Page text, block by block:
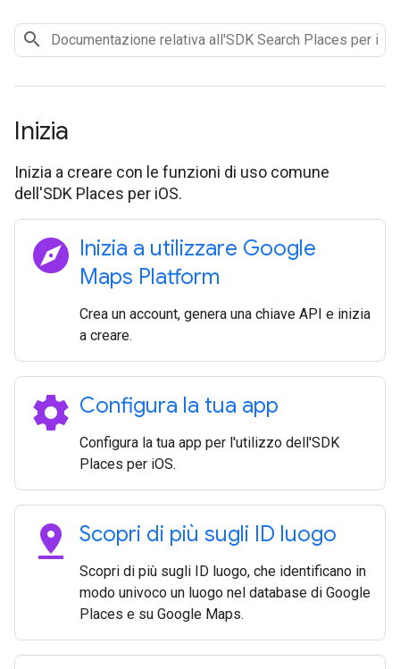
Inizia
Inizia a creare con le funzioni di uso comune
dell'SDK Places per iOS.
explore Inizia a utilizzare Google
Maps Platform
Crea un account, genera una chiave API e inizia
a creare.
settings Configura la tua app
Configura la tua app per l'utilizzo dell'SDK
Places per iOS.
pin_drop Scopri di più sugli ID luogo
Scopri di più sugli ID luogo, che identificano in
modo univoco un luogo nel database di Google
Places e su Google Maps.